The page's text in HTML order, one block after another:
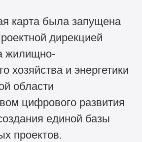
карта была запущена
дирекцией
жилищно-
хозяйства и энергетики
области
цифрового развития
единой базы
проектов.